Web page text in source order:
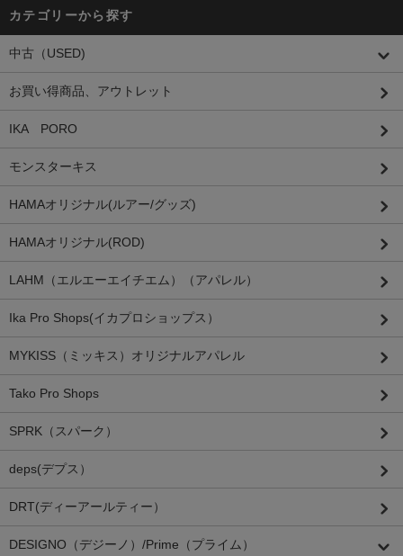
カテゴリーから探す
中古（USED)
お買い得商品、アウトレット
IKA PORO
モンスターキス
HAMAオリジナル(ルアー/グッズ)
HAMAオリジナル(ROD)
LAHM（エルエーエイチエム）（アパレル）
Ika Pro Shops(イカプロショップス）
MYKISS（ミッキス）オリジナルアパレル
Tako Pro Shops
SPRK（スパーク）
deps(デプス）
DRT(ディーアールティー）
DESIGNO（デジーノ）/Prime（プライム）